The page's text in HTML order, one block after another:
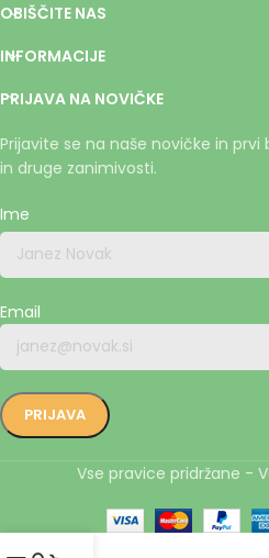
OBIŠČITE NAS
INFORMACIJE
PRIJAVA NA NOVIČKE
Prijavite se na naše novičke in prvi
in druge zanimivosti.
Ime
Email
Vse pravice pridržane -